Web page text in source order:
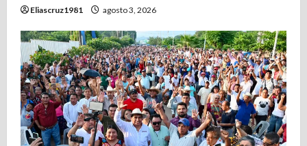
Eliascruz1981 agosto 3, 2026